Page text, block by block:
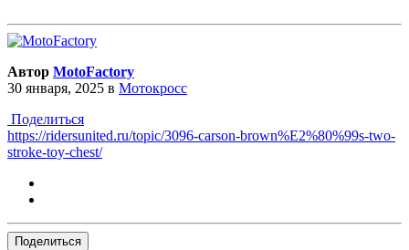
Автор MotoFactory
30 января, 2025 в Мотокросс
Поделиться
https://ridersunited.ru/topic/3096-carson-brown%E2%80%99s-two-
stroke-toy-chest/
Поделиться